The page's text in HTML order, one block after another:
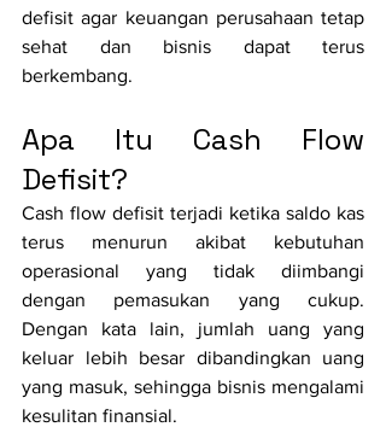
defisit agar keuangan perusahaan tetap
sehat dan bisnis dapat terus
berkembang.
Apa Itu Cash Flow
Defisit?
Cash flow defisit terjadi ketika saldo kas
terus menurun akibat kebutuhan
operasional yang tidak diimbangi
dengan pemasukan yang cukup.
Dengan kata lain, jumlah uang yang
keluar lebih besar dibandingkan uang
yang masuk, sehingga bisnis mengalami
kesulitan finansial.